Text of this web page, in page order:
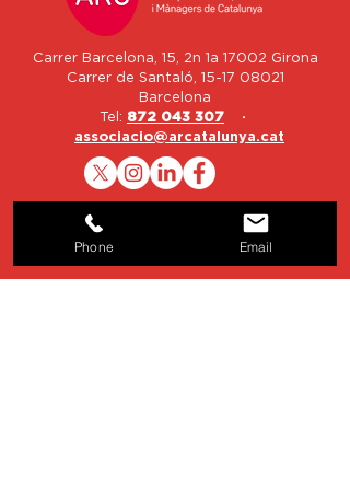
Carrer Barcelona, 15, 2n 1a 17002 Girona
Carrer de Santaló, 15-17 08021
Barcelona
Tel: 872 043 307 ·
associacio@arcatalunya.cat
Phone Email